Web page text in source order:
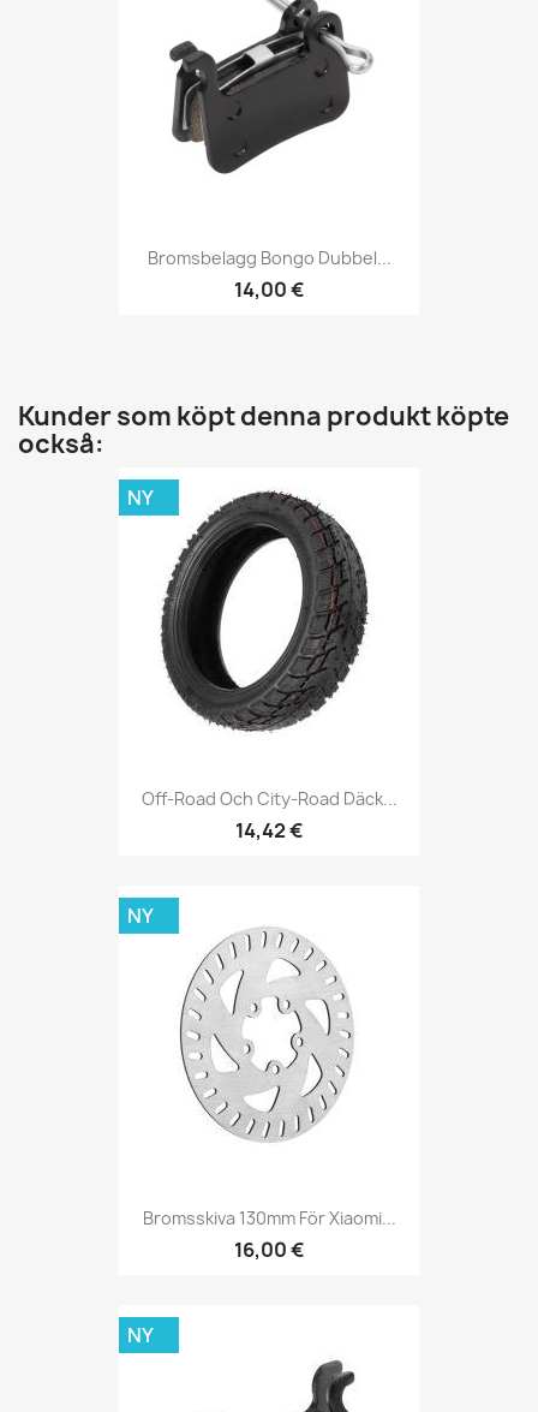
Bromsbelagg Bongo Dubbel...
14,00 €
Kunder som köpt denna produkt köpte
också:
Off-Road Och City-Road Däck...
14,42 €
NY
Bromsskiva 130mm För Xiaomi...
16,00 €
NY
NY